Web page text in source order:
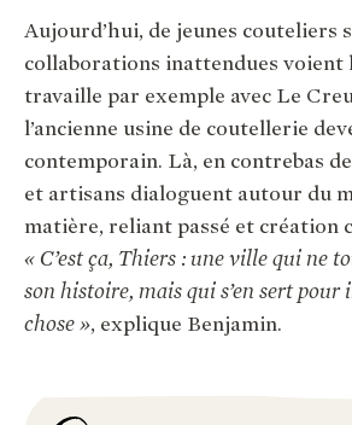
Aujourd’hui, de jeunes couteliers
collaborations inattendues voient
travaille par exemple avec Le
l’ancienne usine de coutellerie
contemporain. Là, en contrebas
et artisans dialoguent autour du
matière, reliant passé et création
« C’est ça, Thiers : une ville qui ne
son histoire, mais qui s’en sert
chose », explique Benjamin.